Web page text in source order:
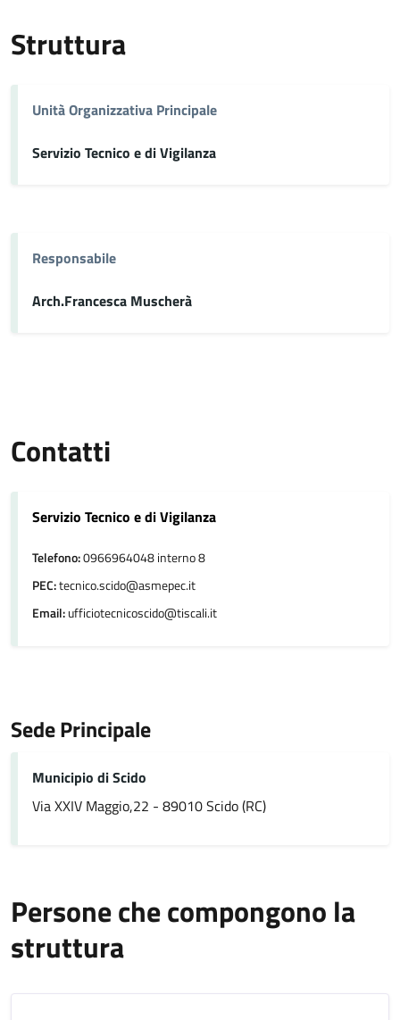
Struttura
Unità Organizzativa Principale
Servizio Tecnico e di Vigilanza
Responsabile
Arch.Francesca Muscherà
Contatti
Servizio Tecnico e di Vigilanza
Telefono:0966964048 interno 8
PEC:tecnico.scido@asmepec.it
Email:ufficiotecnicoscido@tiscali.it
Sede Principale
Municipio di Scido
Via XXIV Maggio,22 - 89010 Scido (RC)
Persone che compongono la
struttura